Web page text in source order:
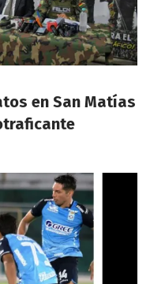
en San Matías